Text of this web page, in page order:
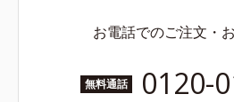
お電話でのご注文・
無料通話 0120-